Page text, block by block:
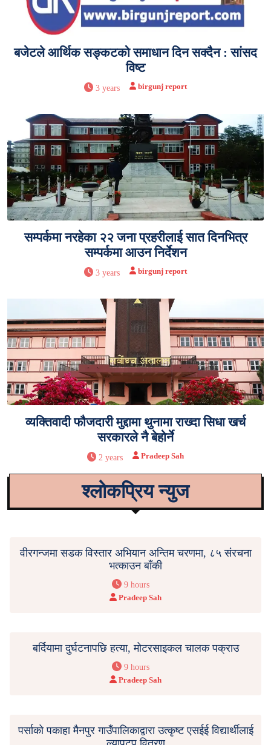
बजेटले आर्थिक सङ्कटको समाधान दिन सक्दैन : सांसद
विष्ट
3 years birgunj report
सम्पर्कमा नरहेका २२ जना प्रहरीलाई सात दिनभित्र
सम्पर्कमा आउन निर्देशन
3 years birgunj report
व्यक्तिवादी फौजदारी मुद्दामा थुनामा राख्दा सिधा खर्च
सरकारले नै बेहोर्ने
2 years Pradeep Sah
श्लोकप्रिय न्युज
वीरगन्जमा सडक विस्तार अभियान अन्तिम चरणमा, ८५ संरचना
भत्काउन बाँकी
9 hours
Pradeep Sah
बर्दियामा दुर्घटनापछि हत्या, मोटरसाइकल चालक पक्राउ
9 hours
Pradeep Sah
पर्साको पकाहा मैनपुर गाउँपालिकाद्वारा उत्कृष्ट एसईई विद्यार्थीलाई